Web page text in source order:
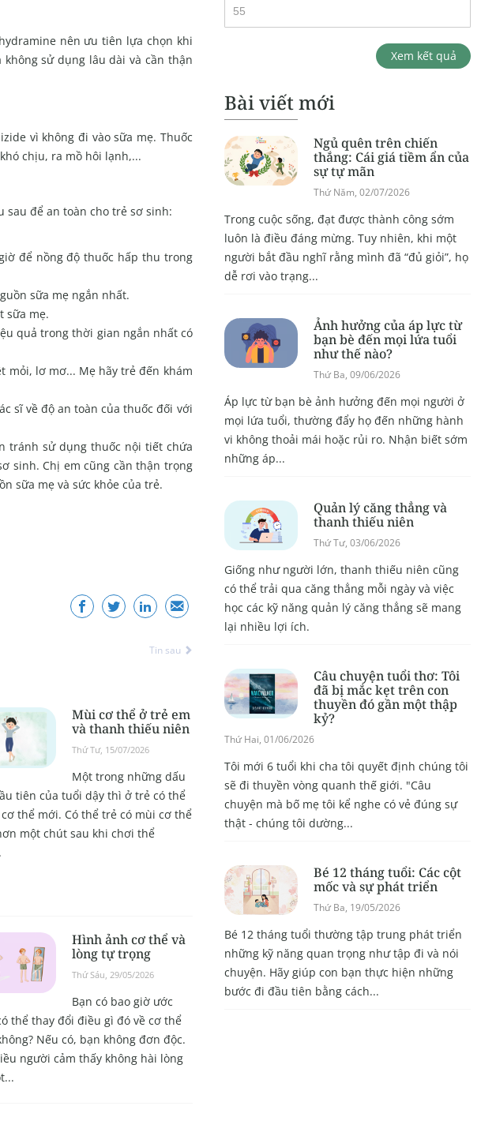
nên ưu tiên lựa chọn khi
sử dụng lâu dài và cần thận
vì không đi vào sữa mẹ. Thuốc
chịu, ra mồ hôi lạnh,...
sau để an toàn cho trẻ sơ sinh:
để nồng độ thuốc hấp thu trong
sữa mẹ ngắn nhất.
sữa mẹ.
quả trong thời gian ngắn nhất có
mỏi, lơ mơ... Mẹ hãy trẻ đến khám
sĩ về độ an toàn của thuốc đối với
tránh sử dụng thuốc nội tiết chứa
sinh. Chị em cũng cần thận trọng
sữa mẹ và sức khỏe của trẻ.
Tin sau
Mùi cơ thể ở trẻ em
và thanh thiếu niên
Thứ Tư, 15/07/2026
Một trong những dấu
tiên của tuổi dậy thì ở trẻ có thể
thể mới. Có thể trẻ có mùi cơ thể
một chút sau khi chơi thể
Hình ảnh cơ thể và
lòng tự trọng
Thứ Sáu, 29/05/2026
Bạn có bao giờ ước
thể thay đổi điều gì đó về cơ thể
Nếu có, bạn không đơn độc.
người cảm thấy không hài lòng
Xem kết quả
Bài viết mới
Ngủ quên trên chiến
thắng: Cái giá tiềm ẩn của
sự tự mãn
Thứ Năm, 02/07/2026
Trong cuộc sống, đạt được thành công sớm
luôn là điều đáng mừng. Tuy nhiên, khi một
người bắt đầu nghĩ rằng mình đã “đủ giỏi”, họ
dễ rơi vào trạng...
Ảnh hưởng của áp lực từ
bạn bè đến mọi lứa tuổi
như thế nào?
Thứ Ba, 09/06/2026
Áp lực từ bạn bè ảnh hưởng đến mọi người ở
mọi lứa tuổi, thường đẩy họ đến những hành
vi không thoải mái hoặc rủi ro. Nhận biết sớm
những áp...
Quản lý căng thẳng và
thanh thiếu niên
Thứ Tư, 03/06/2026
Giống như người lớn, thanh thiếu niên cũng
có thể trải qua căng thẳng mỗi ngày và việc
học các kỹ năng quản lý căng thẳng sẽ mang
lại nhiều lợi ích.
Câu chuyện tuổi thơ: Tôi
đã bị mắc kẹt trên con
thuyền đó gần một thập
kỷ?
Thứ Hai, 01/06/2026
Tôi mới 6 tuổi khi cha tôi quyết định chúng tôi
sẽ đi thuyền vòng quanh thế giới. "Câu
chuyện mà bố mẹ tôi kể nghe có vẻ đúng sự
thật - chúng tôi dường...
Bé 12 tháng tuổi: Các cột
mốc và sự phát triển
Thứ Ba, 19/05/2026
Bé 12 tháng tuổi thường tập trung phát triển
những kỹ năng quan trọng như tập đi và nói
chuyện. Hãy giúp con bạn thực hiện những
bước đi đầu tiên bằng cách...